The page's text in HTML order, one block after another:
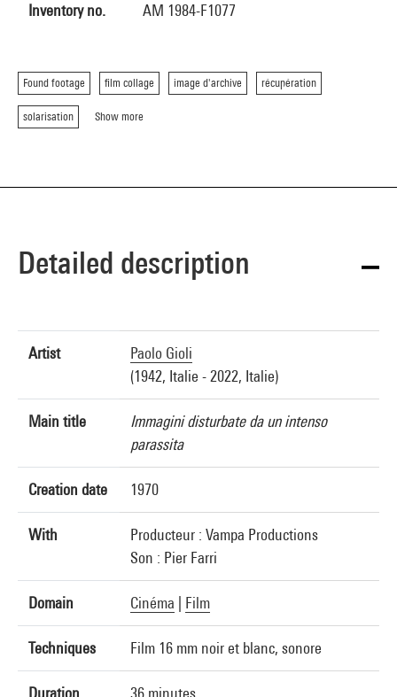
Inventory no. AM 1984-F1077
Found footage film collage image d'archive récupération
solarisation Show more
Detailed description
Artist
Paolo Gioli
(1942, Italie - 2022, Italie)
Main title
Immagini disturbate da un intenso
parassita
Creation date 1970
With
Producteur : Vampa Productions
Son : Pier Farri
Domain Cinéma Film
Techniques Film 16 mm noir et blanc, sonore
Duration 36 minutes